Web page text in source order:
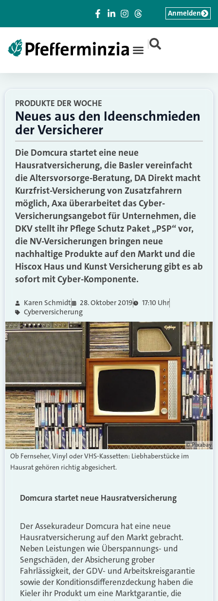
|
Anmelden
PRODUKTE DER WOCHE
Neues aus den Ideenschmieden
der Versicherer
Die Domcura startet eine neue
Hausratversicherung, die Basler vereinfacht
die Altersvorsorge-Beratung, DA Direkt macht
Kurzfrist-Versicherung von Zusatzfahrern
möglich, Axa überarbeitet das Cyber-
Versicherungsangebot für Unternehmen, die
DKV stellt ihr Pflege Schutz Paket „PSP“ vor,
die NV-Versicherungen bringen neue
nachhaltige Produkte auf den Markt und die
Hiscox Haus und Kunst Versicherung gibt es ab
sofort mit Cyber-Komponente.
Karen Schmidt 28. Oktober 2019
17:10 Uhr
Cyberversicherung
© Pixabay
Ob Fernseher, Vinyl oder VHS-Kassetten: Liebhaberstücke im
Hausrat gehören richtig abgesichert.
Domcura startet neue Hausratversicherung
Der Assekuradeur Domcura hat eine neue
Hausratversicherung auf den Markt gebracht.
Neben Leistungen wie Überspannungs- und
Sengschäden, der Absicherung grober
Fahrlässigkeit, der GDV- und Arbeitskreisgarantie
sowie der Konditionsdifferenzdeckung haben die
Kieler ihr Produkt um eine Marktgarantie, die